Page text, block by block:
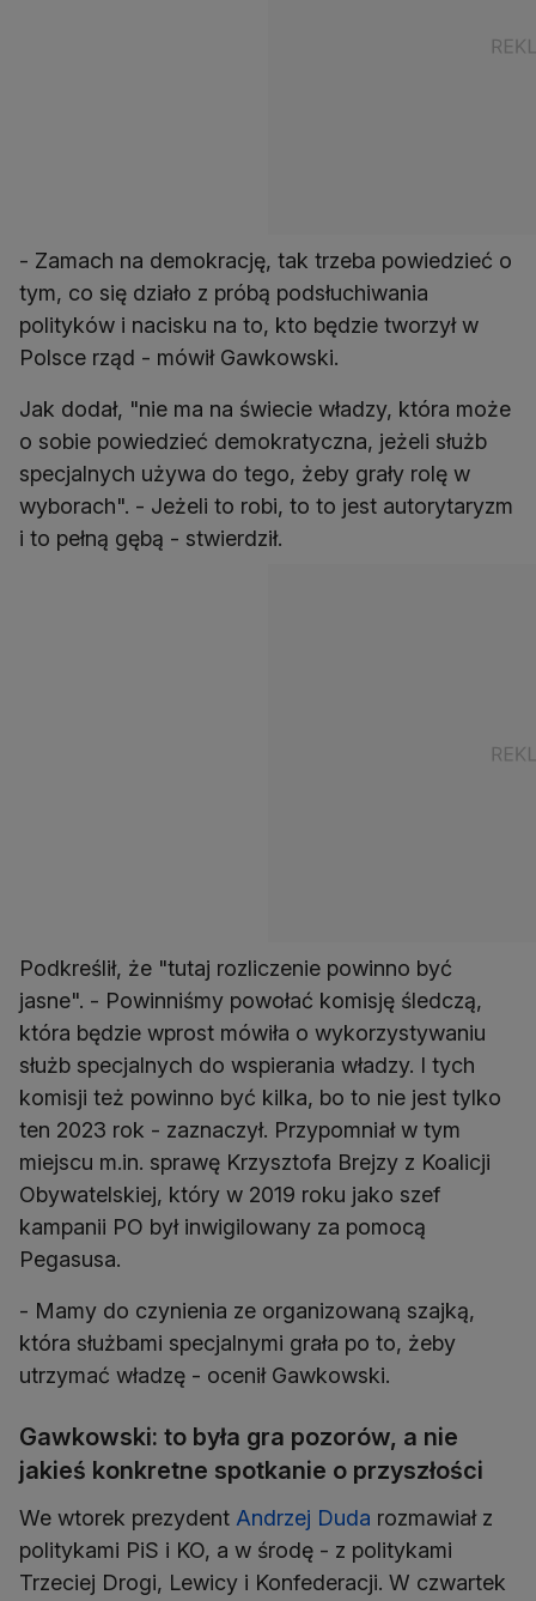
- Zamach na demokrację, tak trzeba powiedzieć o
tym, co się działo z próbą podsłuchiwania
polityków i nacisku na to, kto będzie tworzył w
Polsce rząd - mówił Gawkowski.
Jak dodał, "nie ma na świecie władzy, która może
o sobie powiedzieć demokratyczna, jeżeli służb
specjalnych używa do tego, żeby grały rolę w
wyborach". - Jeżeli to robi, to to jest autorytaryzm
i to pełną gębą - stwierdził.
Podkreślił, że "tutaj rozliczenie powinno być
jasne". - Powinniśmy powołać komisję śledczą,
która będzie wprost mówiła o wykorzystywaniu
służb specjalnych do wspierania władzy. I tych
komisji też powinno być kilka, bo to nie jest tylko
ten 2023 rok - zaznaczył. Przypomniał w tym
miejscu m.in. sprawę Krzysztofa Brejzy z Koalicji
Obywatelskiej, który w 2019 roku jako szef
kampanii PO był inwigilowany za pomocą
Pegasusa.
- Mamy do czynienia ze organizowaną szajką,
która służbami specjalnymi grała po to, żeby
utrzymać władzę - ocenił Gawkowski.
Gawkowski: to była gra pozorów, a nie
jakieś konkretne spotkanie o przyszłości
We wtorek prezydent Andrzej Duda rozmawiał z
politykami PiS i KO, a w środę - z politykami
Trzeciej Drogi, Lewicy i Konfederacji. W czwartek